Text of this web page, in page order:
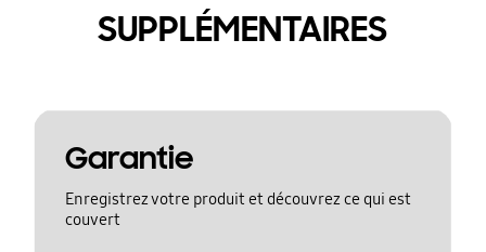
SUPPLÉMENTAIRES
Garantie
Enregistrez votre produit et découvrez ce qui est
couvert